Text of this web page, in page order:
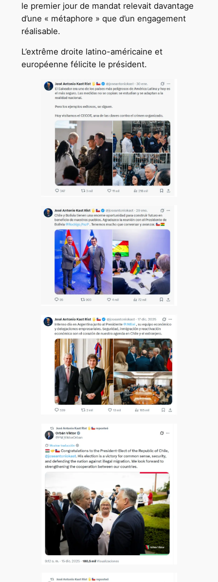
le premier jour de mandat relevait davantage
d’une « métaphore » que d’un engagement
réalisable.
L’extrême droite latino-américaine et
européenne félicite le président.